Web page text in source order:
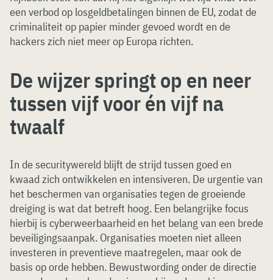
een verbod op losgeldbetalingen binnen de EU, zodat de
criminaliteit op papier minder gevoed wordt en de
hackers zich niet meer op Europa richten.
De wijzer springt op en neer
tussen vijf voor én vijf na
twaalf
In de securitywereld blijft de strijd tussen goed en
kwaad zich ontwikkelen en intensiveren. De urgentie van
het beschermen van organisaties tegen de groeiende
dreiging is wat dat betreft hoog. Een belangrijke focus
hierbij is cyberweerbaarheid en het belang van een brede
beveiligingsaanpak. Organisaties moeten niet alleen
investeren in preventieve maatregelen, maar ook de
basis op orde hebben. Bewustwording onder de directie